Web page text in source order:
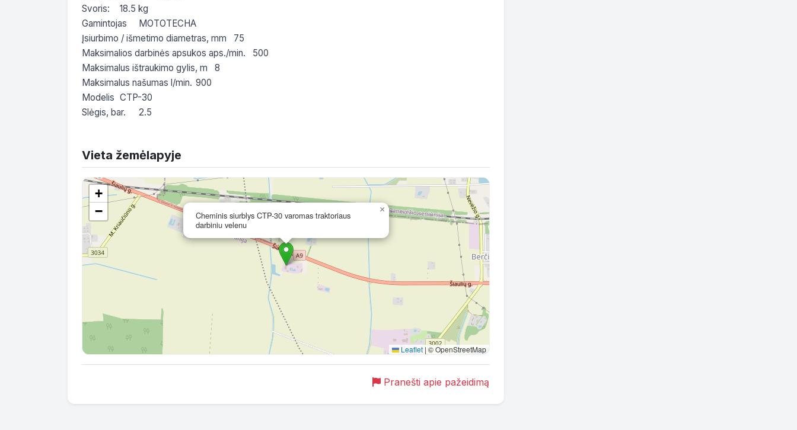
Svoris:	18.5 kg
Gamintojas	MOTOTECHA
Įsiurbimo / išmetimo diametras, mm	75
Maksimalios darbinės apsukos aps./min.	500
Maksimalus ištraukimo gylis, m	8
Maksimalus našumas l/min.	900
Modelis	CTP-30
Vieta žemėlapyje
Cheminis siurblys CTP-30 varomas traktoriaus
darbiniu velenu
×
+
−
Leaflet | © OpenStreetMap
Pranešti apie pažeidimą